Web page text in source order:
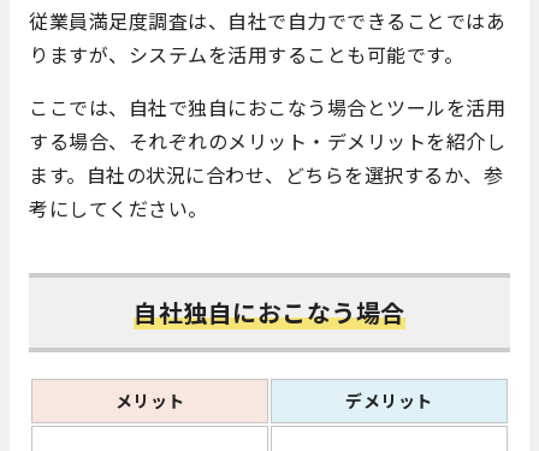
従業員満足度調査は、自社で自力でできることではあ
りますが、システムを活用することも可能です。
ここでは、自社で独自におこなう場合とツールを活用
する場合、それぞれのメリット・デメリットを紹介し
ます。自社の状況に合わせ、どちらを選択するか、参
考にしてください。
自社独自におこなう場合
メリット デメリット